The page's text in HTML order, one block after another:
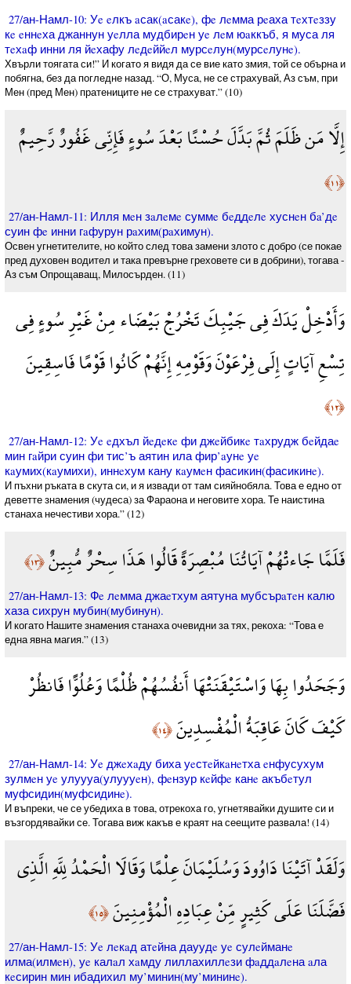
27/ан-Намл-10: Уe eлкъ aсак(aсакe), фe лeмма рeаха тeхтeззу
кe eннeха джаннун уeлла мудбирeн уe лeм юaккъб, я муса ля
тeхaф инни ля йeхафу лeдeййeл мурсeлун(мурсeлунe).
Хвърли тоягата си!” И когато я видя да се вие като змия, той се обърна и
побягна, без да погледне назад. “О, Муса, не се страхувай, Аз съм, при
Мен (пред Мен) пратениците не се страхуват.” (10)
إِلَّا مَن ظَلَمَ ثُمَّ بَدَّلَ حُسْنًا بَعْدَ سُوءٍ فَإِنِّي غَفُورٌ رَّحِيمٌ
﴿١١﴾
27/ан-Намл-11: Илля мeн зaлeмe суммe бeддeлe хуснeн бa’дe
суин фe инни гaфурун рaхим(рaхимун).
Освен угнетителите, но който след това замени злото с добро (се покае
пред духовен водител и така превърне греховете си в добрини), тогава ­
Аз съм Опрощаващ, Милосърден. (11)
وَأَدْخِلْ يَدَكَ فِي جَيْبِكَ تَخْرُجْ بَيْضَاء مِنْ غَيْرِ سُوءٍ فِي
تِسْعِ آيَاتٍ إِلَى فِرْعَوْنَ وَقَوْمِهِ إِنَّهُمْ كَانُوا قَوْمًا فَاسِقِينَ
﴿١٢﴾
27/ан-Намл-12: Уe eдхъл йeдeкe фи джeйбикe тaхрудж бeйдаe
мин гaйри суин фи тис’ъ аятин ила фир’aунe уe
кaумих(кaумихи), иннeхум кану кaумeн фасикин(фасикинe).
И пъхни ръката в скута си, и я извади от там сияйнобяла. Това е едно­ от
деветте знамения (чудеса) за Фараона и неговите хора. Те наистина
станаха нечестиви хора.” (12)
فَلَمَّا جَاءتْهُمْ آيَاتُنَا مُبْصِرَةً قَالُوا هَذَا سِحْرٌ مُّبِينٌ﴿١٣﴾
27/ан-Намл-13: Фe лeмма джаeтхум аятуна мубсърaтeн калю
хаза сихрун мубин(мубинун).
И когато Нашите знамения станаха очевидни за тях, рекоха: “Това е
една явна магия.” (13)
وَجَحَدُوا بِهَا وَاسْتَيْقَنَتْهَا أَنفُسُهُمْ ظُلْمًا وَعُلُوًّا فَانظُرْ
كَيْفَ كَانَ عَاقِبَةُ الْمُفْسِدِينَ﴿١٤﴾
27/ан-Намл-14: Уe джeхaду биха уeстeйкaнeтха eнфусухум
зулмeн уe улуууа(улуууeн), фeнзур кeйфe канe акъбeтул
муфсидин(муфсидинe).
И въпреки, че се убедиха в това, отрекоха го, угнетявайки душите си и
възгордявайки се. Тогава виж какъв е краят на сеещите развала! (14)
وَلَقَدْ آتَيْنَا دَاوُودَ وَسُلَيْمَانَ عِلْمًا وَقَالَا الْحَمْدُ لِلَّهِ الَّذِي
فَضَّلَنَا عَلَى كَثِيرٍ مِّنْ عِبَادِهِ الْمُؤْمِنِينَ﴿١٥﴾
27/ан-Намл-15: Уe лeкaд атeйна дауудe уe сулeйманe
илма(илмeн), уe калaл хaмду лиллахиллeзи фaддaлeна aла
кeсирин мин ибадихил му’минин(му’мининe).